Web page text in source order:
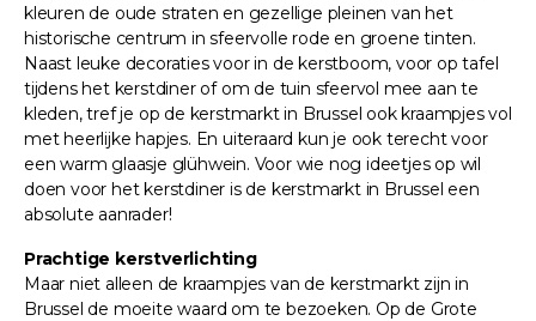
kleuren de oude straten en gezellige pleinen van het
historische centrum in sfeervolle rode en groene tinten.
Naast leuke decoraties voor in de kerstboom, voor op tafel
tijdens het kerstdiner of om de tuin sfeervol mee aan te
kleden, tref je op de kerstmarkt in Brussel ook kraampjes vol
met heerlijke hapjes. En uiteraard kun je ook terecht voor
een warm glaasje glühwein. Voor wie nog ideetjes op wil
doen voor het kerstdiner is de kerstmarkt in Brussel een
absolute aanrader!
Prachtige kerstverlichting
Maar niet alleen de kraampjes van de kerstmarkt zijn in
Brussel de moeite waard om te bezoeken. Op de Grote